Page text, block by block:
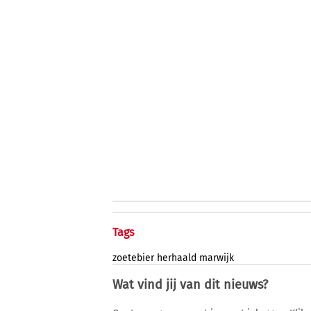
Tags
zoetebier herhaald marwijk
Wat vind jij van dit nieuws?